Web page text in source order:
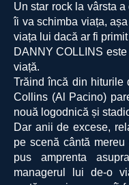
Un star rock la vârsta
îi va schimba viața,
viața lui dacă ar fi
DANNY COLLINS
viață.
Trăind încă din hiturile
Collins (Al Pacino)
nouă logodnică și
Dar anii de excese,
pe scenă cântă
pus amprenta
managerul lui de-o